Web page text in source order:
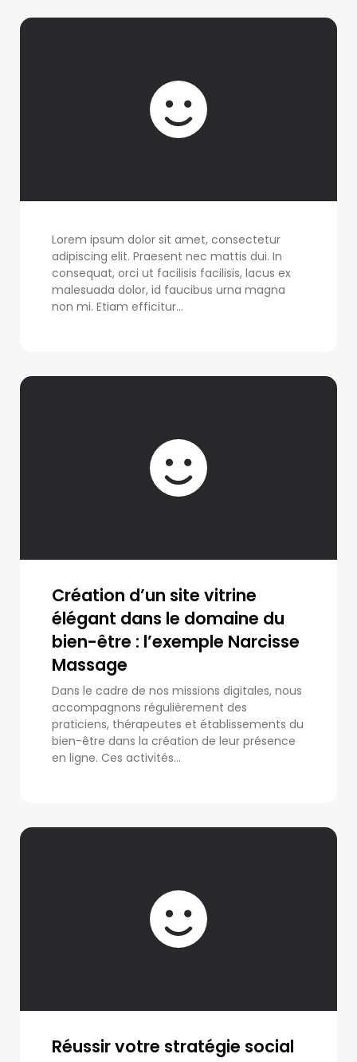
Lorem ipsum dolor sit amet, consectetur
adipiscing elit. Praesent nec mattis dui. In
consequat, orci ut facilisis facilisis, lacus ex
malesuada dolor, id faucibus urna magna
non mi. Etiam efficitur...
Création d’un site vitrine
élégant dans le domaine du
bien-être : l’exemple Narcisse
Massage
Dans le cadre de nos missions digitales, nous
accompagnons régulièrement des
praticiens, thérapeutes et établissements du
bien-être dans la création de leur présence
en ligne. Ces activités...
Réussir votre stratégie social